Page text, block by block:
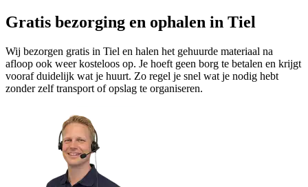
Gratis bezorging en ophalen in Tiel
Wij bezorgen gratis in Tiel en halen het gehuurde materiaal na
afloop ook weer kosteloos op. Je hoeft geen borg te betalen en krijgt
vooraf duidelijk wat je huurt. Zo regel je snel wat je nodig hebt
zonder zelf transport of opslag te organiseren.